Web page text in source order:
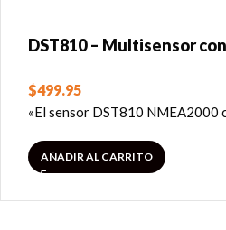
DST810 – Multisensor
$499.95
«El sensor DST810 NMEA2000
AÑADIR AL CARRITO